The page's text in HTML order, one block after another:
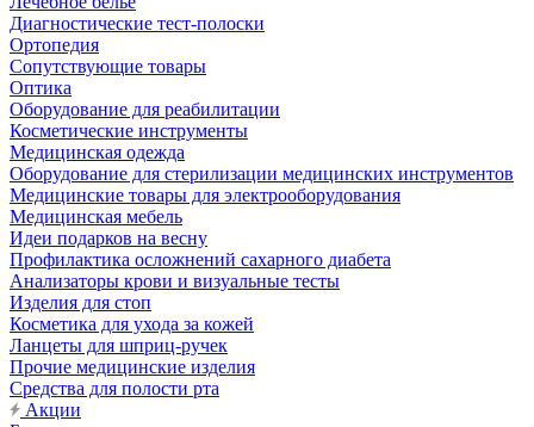
Диагностические тест-полоски
Ортопедия
Сопутствующие товары
Оптика
Оборудование для реабилитации
Косметические инструменты
Медицинская одежда
Оборудование для стерилизации медицинских инструментов
Медицинские товары для электрооборудования
Медицинская мебель
Идеи подарков на весну
Профилактика осложнений сахарного диабета
Анализаторы крови и визуальные тесты
Изделия для стоп
Косметика для ухода за кожей
Ланцеты для шприц-ручек
Прочие медицинские изделия
Средства для полости рта
Акции